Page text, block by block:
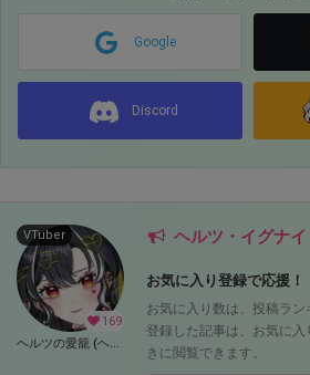
Google
Discord
169
VTuber
ヘルツの愛籠 (ヘルツ・イグナイト)
ヘルツ・イグナイ
お気に入り登録で応援！
お気に入り数は、投稿ラン
登録した記事は、お気に
きに閲覧できます。